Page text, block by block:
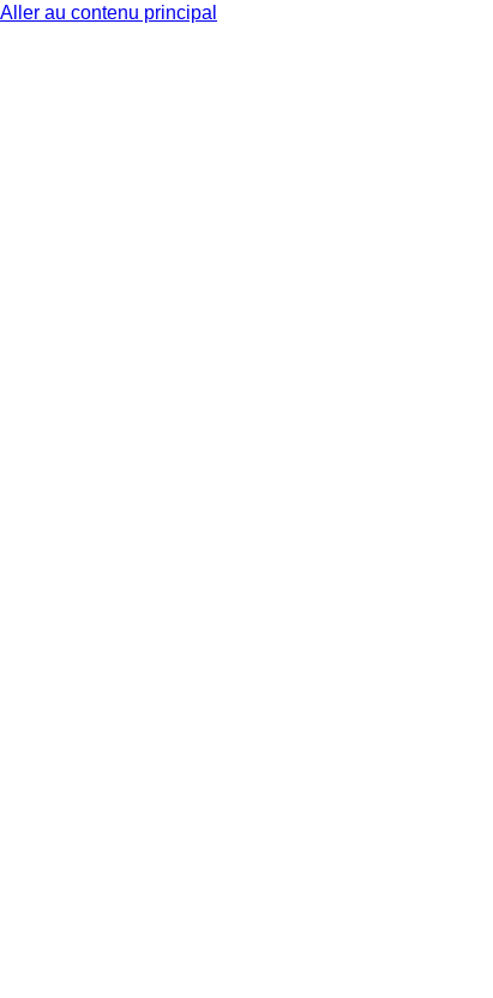
Aller au contenu principal